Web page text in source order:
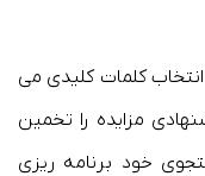
کلمات کلیدی می
مزایده را تخمین
خود برنامه ریزی